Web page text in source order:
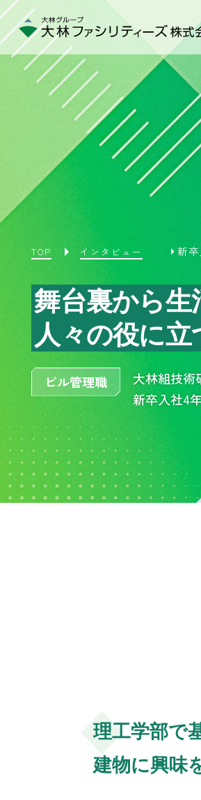
TOP インタビュー 新
舞台裏から生
人々の役に
ビル管理職
大林組技術
新卒入社4
理工学部で
建物に興味